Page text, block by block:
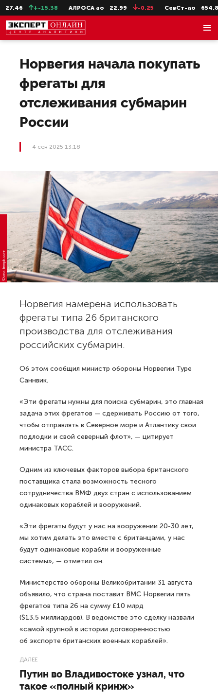
+-15.38 АЛРОСА ао 22.99 -0.25 СевСт-ао 654.8
Норвегия начала покупать
фрегаты для
отслеживания субмарин
России
4 сен 2025 13:18
Фото: freepik.com
Норвегия намерена использовать
фрегаты типа 26 британского
производства для отслеживания
российских субмарин.
Об этом сообщил министр обороны Норвегии Туре
Саннвик.
«Эти фрегаты нужны для поиска субмарин, это главная
задача этих фрегатов — сдерживать Россию от того,
чтобы отправлять в Северное море и Атлантику свои
подлодки и свой северный флот», — цитирует
министра ТАСС.
Одним из ключевых факторов выбора британского
поставщика стала возможность тесного
сотрудничества ВМФ двух стран с использованием
одинаковых кораблей и вооружений.
«Эти фрегаты будут у нас на вооружении 20-30 лет,
мы хотим делать это вместе с британцами, у нас
будут одинаковые корабли и вооруженные
системы», — отметил он.
Министерство обороны Великобритании 31 августа
объявило, что страна поставит ВМС Норвегии пять
фрегатов типа 26 на сумму £10 млрд
($13,5 миллиардов). В ведомстве это сделку назвали
«самой крупной в истории договоренностью
об экспорте британских военных кораблей».
ДАЛЕЕ
Путин во Владивостоке узнал, что
такое «полный кринж»